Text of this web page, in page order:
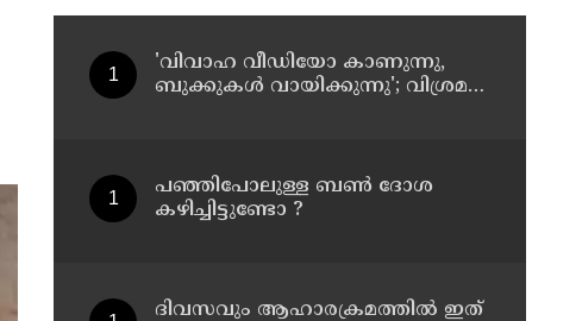
'വിവാഹ വീഡിയോ കാണുന്നു,
ബുക്കുകള്‍ വായിക്കുന്നു'; വിശ്രമ
പഞ്ഞിപോലുള്ള ബൺ ദോശ
കഴിച്ചിട്ടുണ്ടോ ?
ദിവസവും ആഹാരക്രമത്തിൽ ഇത്